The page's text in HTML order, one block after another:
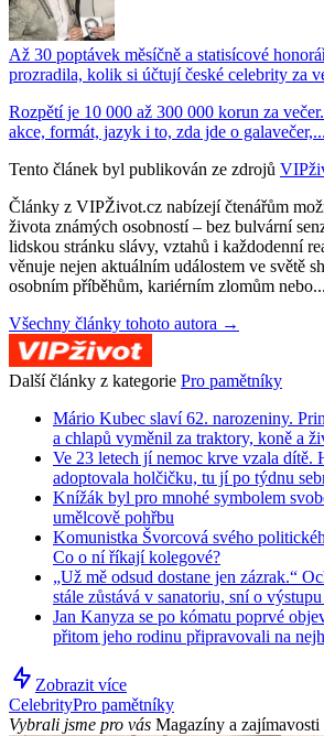
Až 30 poptávek měsíčně a statisícové
prozradila, kolik si účtují české celebrity za
Rozpětí je 10 000 až 300 000 korun za
akce, formát, jazyk i to, zda jde o galavečer,...
Tento článek byl publikován ze zdrojů
Články z VIPŽivot.cz nabízejí čtenářům
života známých osobností – bez bulvární
lidskou stránku slávy, vztahů i každodenní
věnuje nejen aktuálním událostem ve světě
osobním příběhům, kariérním zlomům nebo...
Všechny články tohoto autora →
Další články z kategorie Pro pamětníky
Mário Kubec slaví 62. narozeniny.
a chlapů vyměnil za traktory, koně a
Ve 23 letech jí nemoc krve vzala dítě.
adoptovala holčičku, tu jí po týdnu
Knížák byl pro mnohé symbolem
umělcově pohřbu
Komunistka Švorcová svého
Co o ní říkají kolegové?
„Už mě odsud dostane jen zázrak.“
stále zůstává v sanatoriu, sní o
Jan Kanyza se po kómatu poprvé
přitom jeho rodinu připravovali na
Zobrazit více
CelebrityPro pamětníky
Vybrali jsme pro vás Magazíny a zajímavosti